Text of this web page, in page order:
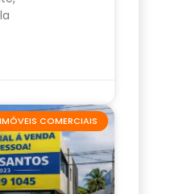
IMÓVEIS COMERCIAIS